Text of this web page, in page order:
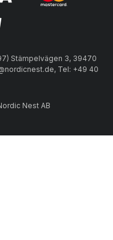
Stämpelvägen 3, 39470
Tel: +49 40
Nest AB